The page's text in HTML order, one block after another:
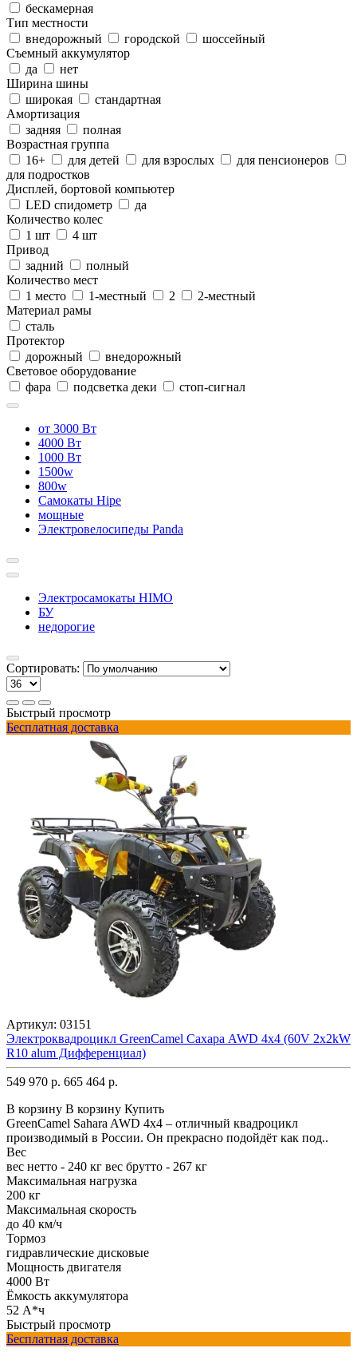
бескамерная
Тип местности
внедорожный
городской
шоссейный
Съемный аккумулятор
да
нет
Ширина шины
широкая
стандартная
Амортизация
задняя
полная
Возрастная группа
16+
для детей для взрослых
для пенсионеров
для подростков
Дисплей, бортовой компьютер
LED спидометр
да
Количество колес
1 шт
4 шт
Привод
задний
полный
Количество мест
1 место
1-местный 2
2-местный
Материал рамы
сталь
Протектор
дорожный
внедорожный
Световое оборудование
фара
подсветка деки стоп-сигнал
от 3000 Вт
4000 Вт
1000 Вт
1500w
800w
Самокаты Hipe
мощные
Электровелосипеды Panda
Электросамокаты HIMO
БУ
недорогие
Сортировать:
Быстрый просмотр
Бесплатная доставка
Артикул: 03151
Электроквадроцикл GreenCamel Сахара AWD 4x4 (60V 2x2kW
R10 alum Дифференциал)
549 970 р. 665 464 р.
В корзину В корзину Купить
GreenCamel Sahara AWD 4x4 – отличный квадроцикл
производимый в России. Он прекрасно подойдёт как под..
Вес
вес нетто - 240 кг вес брутто - 267 кг
Максимальная нагрузка
200 кг
Максимальная скорость
до 40 км/ч
Тормоз
гидравлические дисковые
Мощность двигателя
4000 Вт
Ёмкость аккумулятора
52 А*ч
Быстрый просмотр
Бесплатная доставка